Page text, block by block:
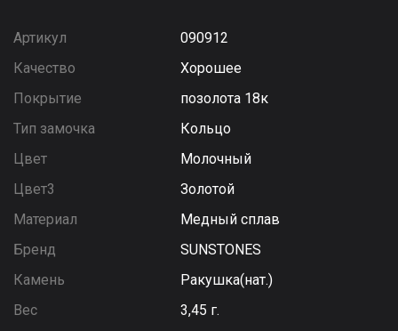
Артикул
090912
Качество
Хорошее
Покрытие
позолота 18к
Тип замочка
Кольцо
Цвет
Молочный
Цвет3
Золотой
Материал
Медный сплав
Бренд
SUNSTONES
Камень
Ракушка(нат.)
Вес
3,45 г.